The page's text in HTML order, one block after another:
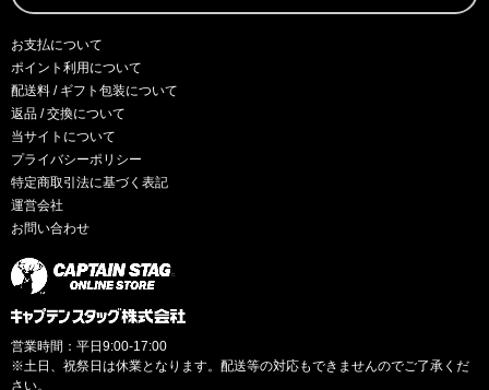
お支払について
ポイント利用について
配送料 / ギフト包装について
返品 / 交換について
当サイトについて
プライバシーポリシー
特定商取引法に基づく表記
運営会社
お問い合わせ
営業時間：平日9:00-17:00
※土日、祝祭日は休業となります。配送等の対応もできませんのでご了承くだ
さい。